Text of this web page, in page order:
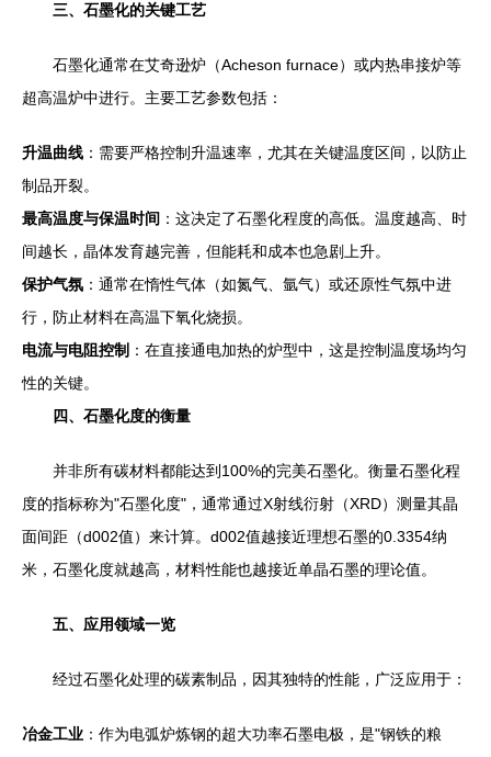
三、石墨化的关键工艺
石墨化通常在艾奇逊炉（Acheson furnace）或内热串接炉等
超高温炉中进行。主要工艺参数包括：
升温曲线 ：需要严格控制升温速率，尤其在关键温度区间，以防止
制品开裂。
最高温度与保温时间 ：这决定了石墨化程度的高低。温度越高、时
间越长，晶体发育越完善，但能耗和成本也急剧上升。
保护气氛 ：通常在惰性气体（如氮气、氩气）或还原性气氛中进
行，防止材料在高温下氧化烧损。
电流与电阻控制 ：在直接通电加热的炉型中，这是控制温度场均匀
性的关键。
四、石墨化度的衡量
并非所有碳材料都能达到100%的完美石墨化。衡量石墨化程
度的指标称为"石墨化度"，通常通过X射线衍射（XRD）测量其晶
面间距（d002值）来计算。d002值越接近理想石墨的0.3354纳
米，石墨化度就越高，材料性能也越接近单晶石墨的理论值。
五、应用领域一览
经过石墨化处理的碳素制品，因其独特的性能，广泛应用于：
冶金工业 ：作为电弧炉炼钢的超大功率石墨电极，是"钢铁的粮